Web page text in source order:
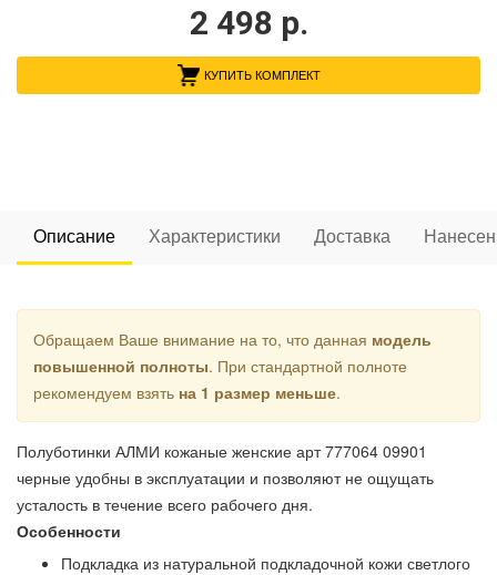
2 498 р.
КУПИТЬ КОМПЛЕКТ
Описание Характеристики Доставка
Обращаем Ваше внимание на то, что данная модель
повышенной полноты. При стандартной полноте
рекомендуем взять на 1 размер меньше.
Полуботинки АЛМИ кожаные женские арт 777064 09901
черные удобны в эксплуатации и позволяют не ощущать
усталость в течение всего рабочего дня.
Особенности
Подкладка из натуральной подкладочной кожи светлого